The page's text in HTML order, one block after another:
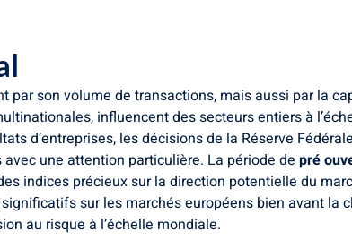
son volume de transactions, mais aussi par la
influencent des secteurs entiers à
d’entreprises, les décisions de la Réserve
avec une attention particulière. La période de pré
indices précieux sur la direction potentielle du
sur les marchés européens bien avant la
au risque à l’échelle mondiale.